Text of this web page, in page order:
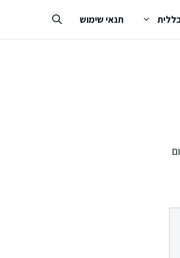
תנאי שימוש